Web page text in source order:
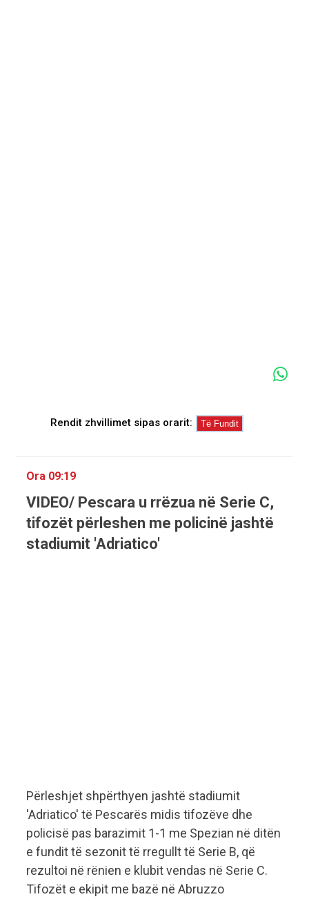
Rendit zhvillimet sipas orarit:
Ora 09:19
VIDEO/ Pescara u rrëzua në Serie C,
tifozët përleshen me policinë jashtë
stadiumit 'Adriatico'
Përleshjet shpërthyen jashtë stadiumit
'Adriatico' të Pescarës midis tifozëve dhe
policisë pas barazimit 1-1 me Spezian në ditën
e fundit të sezonit të rregullt të Serie B, që
rezultoi në rënien e klubit vendas në Serie C.
Tifozët e ekipit me bazë në Abruzzo